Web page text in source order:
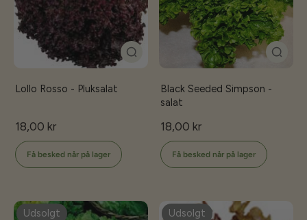
Lollo Rosso - Pluksalat
18,00 kr
Få besked når på lager
Black Seeded Simpson -
salat
18,00 kr
Få besked når på lager
Udsolgt Udsolgt